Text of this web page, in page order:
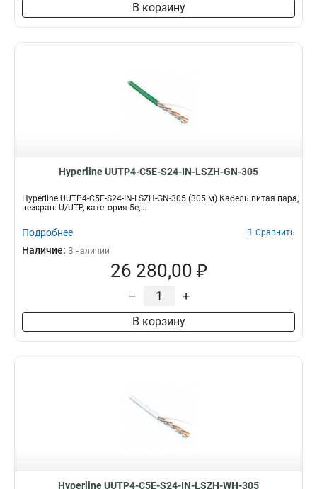
В корзину
Hyperline UUTP4-C5E-S24-IN-LSZH-GN-305
Hyperline UUTP4-C5E-S24-IN-LSZH-GN-305 (305 м) Кабель витая пара,
неэкран. U/UTP, категория 5e,...
Подробнее Сравнить
Наличие: В наличии
26 280,00 ₽
– +
В корзину
Hyperline UUTP4-C5E-S24-IN-LSZH-WH-305